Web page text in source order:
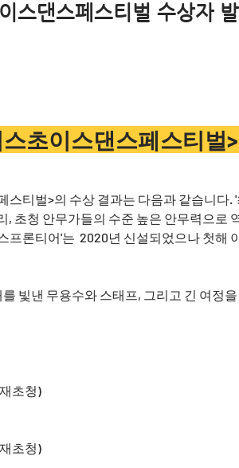
스댄스페스티벌 수상자
초이스댄스페스티벌
스티벌>의 수상 결과는 다음과 같습니다.
, 초청 안무가들의 수준 높은 안무력으로
프론티어'는  2020년 신설되었으나 첫해
빛낸 무용수와 스태프, 그리고 긴 여정
재초청)
재초청)